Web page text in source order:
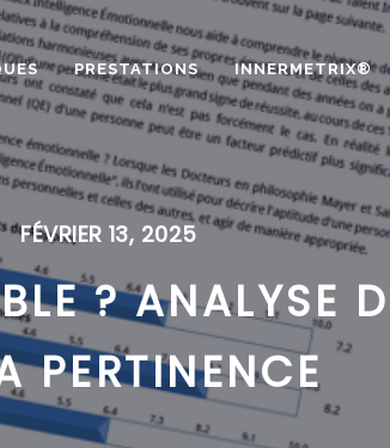
PRESTATIONS INNERMETRIX®
FÉVRIER 13, 2025
? ANALYSE
PERTINENCE